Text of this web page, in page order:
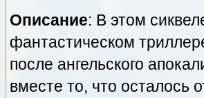
Описание: В этом
фантастическом
после ангельского
вместе то, что осталось